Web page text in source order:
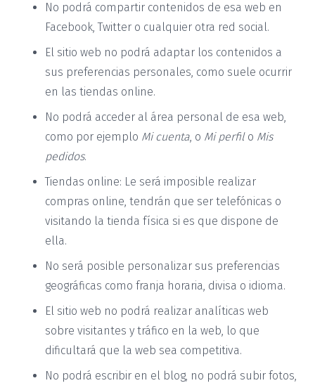
No podrá compartir contenidos de esa web en
Facebook, Twitter o cualquier otra red social.
El sitio web no podrá adaptar los contenidos a
sus preferencias personales, como suele ocurrir
en las tiendas online.
No podrá acceder al área personal de esa web,
como por ejemplo Mi cuenta, o Mi perfilo Mis
pedidos.
Tiendas online: Le será imposible realizar
compras online, tendrán que ser telefónicas o
visitando la tienda física si es que dispone de
ella.
No será posible personalizar sus preferencias
geográficas como franja horaria, divisa o idioma.
El sitio web no podrá realizar analíticas web
sobre visitantes y tráfico en la web, lo que
dificultará que la web sea competitiva.
No podrá escribir en el blog, no podrá subir fotos,